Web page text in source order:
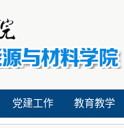
党建工作 教育教学